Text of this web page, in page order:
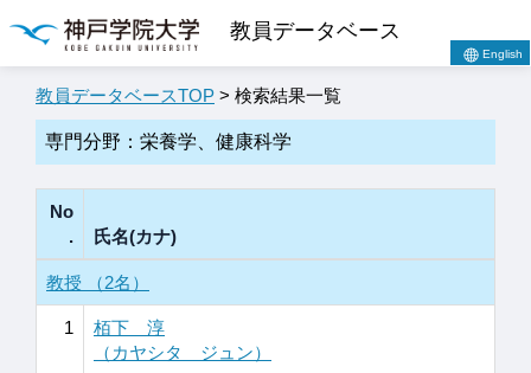
教員データベース
English
教員データベースTOP > 検索結果一覧
専門分野：栄養学、健康科学
No
.
氏名(カナ)
教授 （2名）
1
栢下 淳
（カヤシタ ジュン）